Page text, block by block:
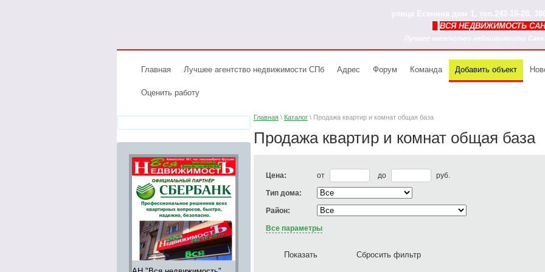
улица Есенина дом 1, тел.242-16-28,
ВСЯ НЕДВИЖИМОСТЬ
Лучшее агентство недвижимости
Главная Лучшее агентство недвижимости СПб Адрес Форум Команда Добавить объект
Оценить работу
Главная \ Каталог \ Продажа квартир и комнат общая база
Продажа квартир и комнат общая база
Цена: от до руб.
Тип дома:
Район:
Все параметры
Показать Сбросить фильтр